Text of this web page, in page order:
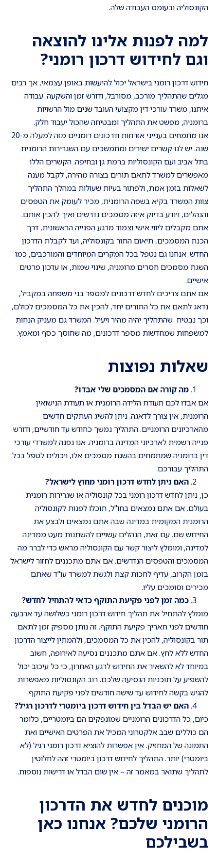
הקונסוליה ובעומס העבודה שלה.
למה לפנות אלינו להוצאה
וגם לחידוש דרכון רומני?
חידוש דרכון רומני בישראל יכול להיעשות באופן עצמאי, אך רבים
מגלים שהתהליך מורכב, מסורבל, ודורש זמן והשקעה. עבודה
איתנו, משרד עורכי דין מקצועי העובד שנים מול הרשויות
ברומניה, מפשט את התהליך ומבטיחה שהכול יעבוד חלק.
אנו מתמחים בענייני אזרחות ודרכונים רומניים מזה למעלה מ-20
שנה. יש לנו קשרים ישירים ומתמשכים עם השגרירות הרומנית
בתל אביב ועם הקונסוליות ברמת גן ובחיפה. הקשרים הללו
מאפשרים למשרד לתאם תורים בצורה מהירה, לקבל מענה
לשאלות בזמן אמת, ולפתור בעיות שעולות במהלך התהליך.
צוות המשרד בקיא בשפה הרומנית, מכיר לעומק את הטפסים
והנהלים, ויודע בדיוק איזה מסמכים נדרשים ואיך להכין אותם.
אתם מקבלים ליווי אישי וצמוד מרגע הפנייה הראשונית, דרך
הכנת המסמכים, תיאום התור בקונסוליה, ועד לקבלת הדרכון
החדש. אנחנו גם נטפל בכל המקרים המיוחדים והמורכבים, כמו
השגת מסמכים חסרים מרומניה, שינוי שמות, או עדכון פרטים
אישיים.
אם אתם צריכים לחדש דרכונים למספר בני משפחה במקביל,
נדאג לתאם את כל התורים יחד, להכין את כל המסמכים לכולם,
וכך נבטיח שהתהליך יהיה מהיר ויעיל. המשרד גם מעניק הנחות
למשפחות שמחדשות מספר דרכונים, מה שחוסך כסף ומאמץ.
שאלות נפוצות
מה קורה אם המסמכים שלי אבדו?
אם אבדו לכם תעודת הלידה הרומנית או תעודת הנישואין
הרומנית, אין צורך לדאגה. ניתן להשיג העתקים חדשים
מהארכיונים הרומניים. התהליך נמשך כחודש עד חודשיים, ודורש
פנייה רשמית לארכיוני המדינה ברומניה. אנו נפנה למשרדי עורכי
דין ברומניה שמתמחים בהשגת מסמכים אלו, ויכולים לטפל בכל
התהליך עבורכם.
האם ניתן לחדש דרכון רומני מחוץ לישראל?
כן, ניתן לחדש דרכון רומני בכל קונסוליה או שגרירות רומנית
בעולם. אם אתם נמצאים בחו"ל, תוכלו לפנות לקונסוליה
הרומנית המקומית במדינה שבה אתם נמצאים ולבצע את
החידוש שם. עם זאת, הנהלים עשויים להשתנות מעט ממדינה
למדינה, ומומלץ ליצור קשר עם הקונסוליה מראש כדי לברר מה
המסמכים והטפסים הנדרשים. אם אתם מתכננים לחזור לישראל
בזמן הקרוב, עדיף לחכות קצת ולגשת למשרד עו"ד שאתם
מכירים וסומכים עליו.
כמה זמן לפני פקיעת התוקף כדאי להתחיל לחדש?
מומלץ להתחיל את תהליך חידוש דרכון רומני כשלושה עד ארבעה
חודשים לפני תאריך פקיעת התוקף. זה נותן מספיק זמן לתאם
תור בקונסוליה, להכין את כל המסמכים, ולהמתין לייצור הדרכון
החדש ללא לחץ. אם אתם מתכננים נסיעה לאירופה, חשוב
במיוחד לא להשאיר את החידוש לרגע האחרון, כי כל עיכוב יכול
להשפיע על תוכניות הנסיעה שלכם. רוב הקונסוליות מאפשרות
להגיש בקשה לחידוש עד שישה חודשים לפני פקיעת התוקף.
האם יש הבדל בין חידוש דרכון ביומטרי לדרכון רגיל?
כיום, כל הדרכונים הרומניים שמונפקים הם ביומטריים, כלומר
הם כוללים שבב אלקטרוני המכיל את הפרטים האישיים ואת
התמונה של המחזיק. אין אפשרות להוציא דרכון רומני רגיל (לא
ביומטרי) יותר. התהליך לחידוש דרכון ביומטרי זהה לחלוטין
לתהליך שתואר במאמר זה – אין שום הבדל או דרישות נוספות.
מוכנים לחדש את הדרכון
הרומני שלכם? אנחנו כאן
בשבילכם